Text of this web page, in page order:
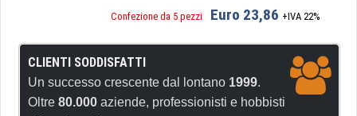
Confezione da 5 pezzi Euro 23,86 +IVA 22%
CLIENTI SODDISFATTI
Un successo crescente dal lontano 1999.
Oltre 80.000 aziende, professionisti e hobbisti